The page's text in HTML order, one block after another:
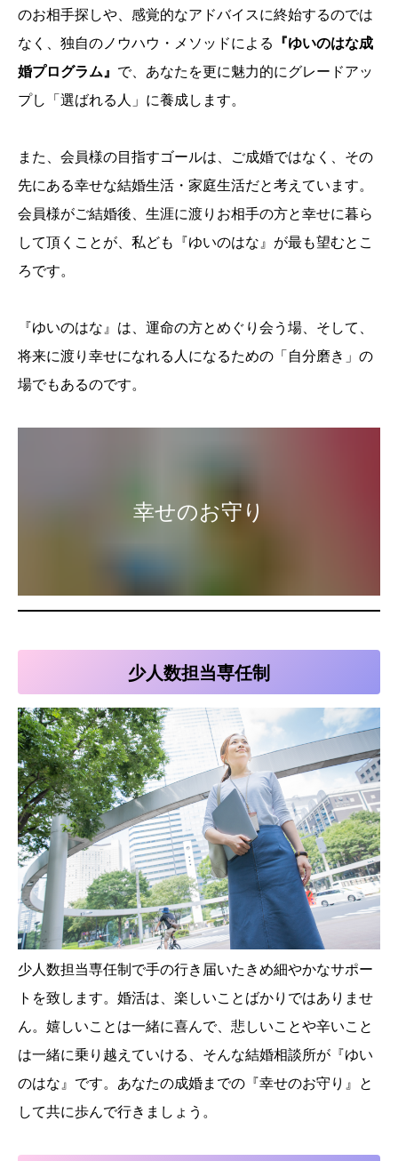
のお相手探しや、感覚的なアドバイスに終始するのでは
なく、独自のノウハウ・メソッドによる
『ゆいのはな成
婚プログラム』 で、あなたを更に魅力的にグレードアッ
プし「選ばれる人」に養成します。
また、会員様の目指すゴールは、ご成婚ではなく、その
先にある幸せな結婚生活・家庭生活だと考えています。
会員様がご結婚後、生涯に渡りお相手の方と幸せに暮ら
して頂くことが、私ども『ゆいのはな』が最も望むとこ
ろです。
『ゆいのはな』は、運命の方とめぐり会う場、そして、
将来に渡り幸せになれる人になるための「自分磨き」の
場でもあるのです。
幸せのお守り
少人数担当専任制
少人数担当専任制で手の行き届いたきめ細やかなサポー
トを致します。婚活は、楽しいことばかりではありませ
ん。嬉しいことは一緒に喜んで、悲しいことや辛いこと
は一緒に乗り越えていける、そんな結婚相談所が『ゆい
のはな』です。あなたの成婚までの『幸せのお守り』と
して共に歩んで行きましょう。